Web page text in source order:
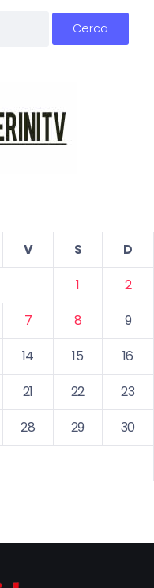
V S
D
1
2
7 8
9
14 15
16
21 22
23
28 29
30